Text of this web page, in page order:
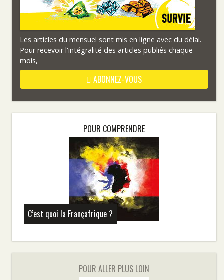
Les articles du mensuel sont mis en ligne avec du délai.
Pour recevoir l'intégralité des articles publiés chaque
mois,
ABONNEZ-VOUS
POUR COMPRENDRE
C’est quoi la Françafrique ?
POUR ALLER PLUS LOIN